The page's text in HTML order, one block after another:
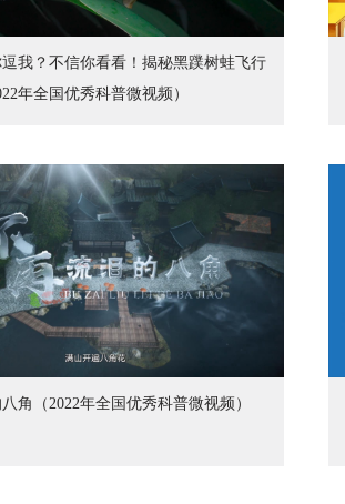
我？不信你看看！揭秘黑蹼树蛙飞行
年全国优秀科普微视频）
角（2022年全国优秀科普微视频）